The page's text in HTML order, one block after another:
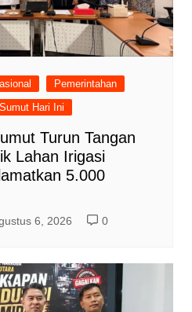
Pemerintahan
Sumut Hari Ini
Turun Tangan
Lahan Irigasi
5.000
6, 2026 0